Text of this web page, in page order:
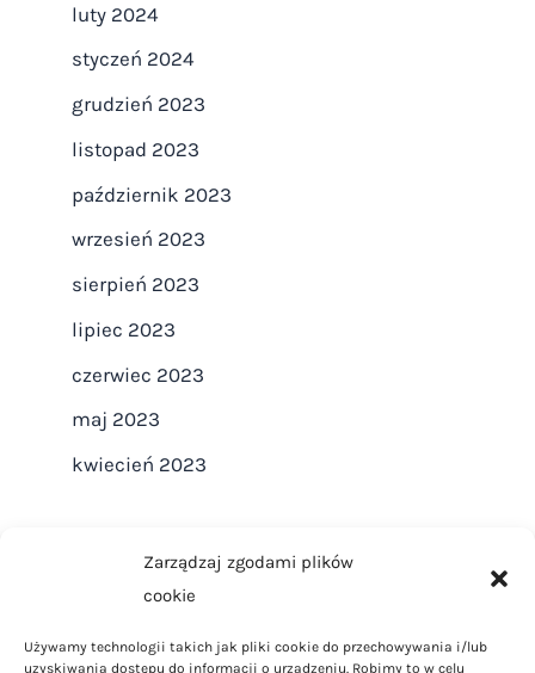
Zarządzaj zgodami plików
cookie
Używamy technologii takich jak pliki cookie do przechowywania i/lub
uzyskiwania dostępu do informacji o urządzeniu. Robimy to w celu
luty 2024
styczeń 2024
grudzień 2023
listopad 2023
październik 2023
wrzesień 2023
sierpień 2023
lipiec 2023
czerwiec 2023
maj 2023
kwiecień 2023
Regulamin